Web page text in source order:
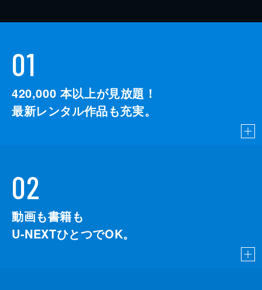
01
420,000 本以上が見放題！
最新レンタル作品も充実。
02
動画も書籍も
U-NEXTひとつでOK。